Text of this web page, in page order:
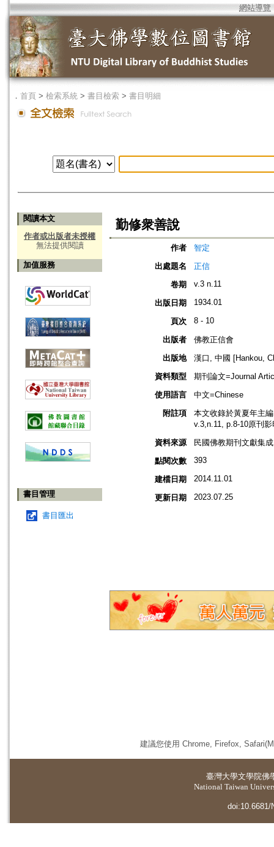
網站導覽
． 首頁 > 檢索系統 > 書目檢索 > 書目明細
閱讀本文
作者或出版者未授權
無法提供閱讀
加值服務
書目管理
書目匯出
勤修衆善說
作者
智定
出處題名
正信
卷期
v.3 n.11
出版日期 1934.01
頁次 8 - 10
出版者
佛教正信會
出版地
漢口, 中國 [Hankou,
資料類型
期刊論文=Journal
使用語言
中文=Chinese
附註項
本文收錄於黃夏年主
v.3,n.11, p.8-10原刊影
資料來源
民國佛教期刊文獻集
點閱次數
393
建檔日期 2014.11.01
更新日期 2023.07.25
建議您使用 Chrome, Firefox,
臺灣大學文學院佛
National Taiwan
doi:10.6681/